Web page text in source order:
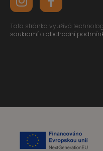
Tato stránka využívá
soukromía obchodní